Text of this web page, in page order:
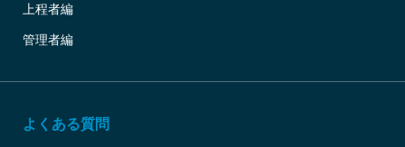
上程者編
管理者編
よくある質問